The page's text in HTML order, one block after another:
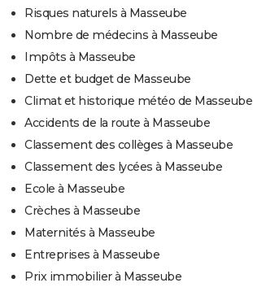
Risques naturels à Masseube
Nombre de médecins à Masseube
Impôts à Masseube
Dette et budget de Masseube
Climat et historique météo de Masseube
Accidents de la route à Masseube
Classement des collèges à Masseube
Classement des lycées à Masseube
Ecole à Masseube
Crèches à Masseube
Maternités à Masseube
Entreprises à Masseube
Prix immobilier à Masseube